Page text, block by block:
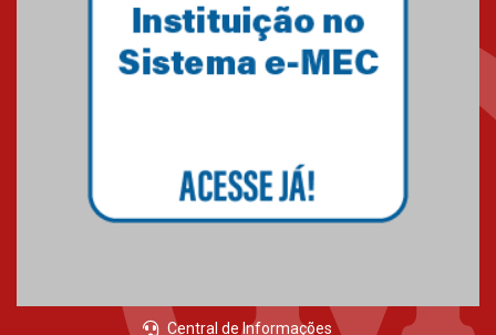
Central de Informações